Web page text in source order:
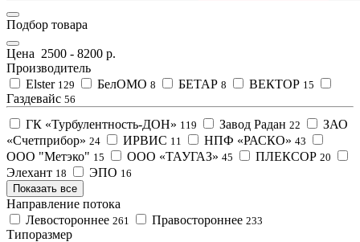
Подбор товара
Цена 2500 - 8200 р.
Производитель
Elster 129 БелОМО 8 БЕТАР 8 ВЕКТОР 15
Газдевайс 56
ГК «Турбулентность-ДОН» 119 Завод Радан 22
ЗАО
«Счетприбор» 24 ИРВИС 11 НПФ «РАСКО» 43
ООО "Метэко" 15 ООО «ТАУГАЗ» 45 ПЛЕКСОР 20
Элехант 18 ЭПО 16
Показать все
Направление потока
Левостороннее 261 Правостороннее 233
Типоразмер